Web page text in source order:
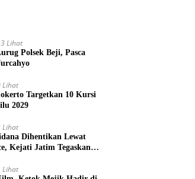
Lihat
Polsek Beji, Pasca
Lihat
Targetkan 10 Kursi
2029
Lihat
Dihentikan Lewat
Kejati Jatim Tegaskan
Lihat